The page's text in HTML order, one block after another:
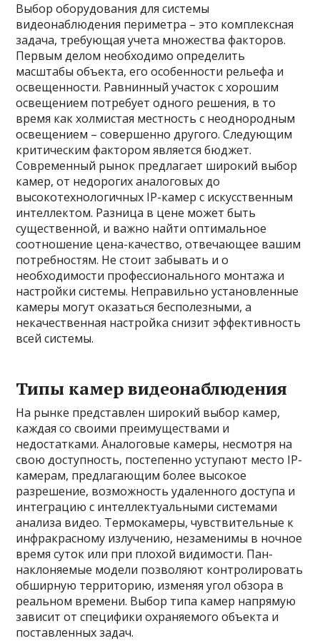
Выбор оборудования для системы
видеонаблюдения периметра – это комплексная
задача, требующая учета множества факторов.
Первым делом необходимо определить
масштабы объекта, его особенности рельефа и
освещенности. Равнинный участок с хорошим
освещением потребует одного решения, в то
время как холмистая местность с неоднородным
освещением – совершенно другого. Следующим
критическим фактором является бюджет.
Современный рынок предлагает широкий выбор
камер, от недорогих аналоговых до
высокотехнологичных IP-камер с искусственным
интеллектом. Разница в цене может быть
существенной, и важно найти оптимальное
соотношение цена-качество, отвечающее вашим
потребностям. Не стоит забывать и о
необходимости профессионального монтажа и
настройки системы. Неправильно установленные
камеры могут оказаться бесполезными, а
некачественная настройка снизит эффективность
всей системы.
Типы камер видеонаблюдения
На рынке представлен широкий выбор камер,
каждая со своими преимуществами и
недостатками. Аналоговые камеры, несмотря на
свою доступность, постепенно уступают место IP-
камерам, предлагающим более высокое
разрешение, возможность удаленного доступа и
интеграцию с интеллектуальными системами
анализа видео. Термокамеры, чувствительные к
инфракрасному излучению, незаменимы в ночное
время суток или при плохой видимости. Пан-
наклоняемые модели позволяют контролировать
обширную территорию, изменяя угол обзора в
реальном времени. Выбор типа камер напрямую
зависит от специфики охраняемого объекта и
поставленных задач.